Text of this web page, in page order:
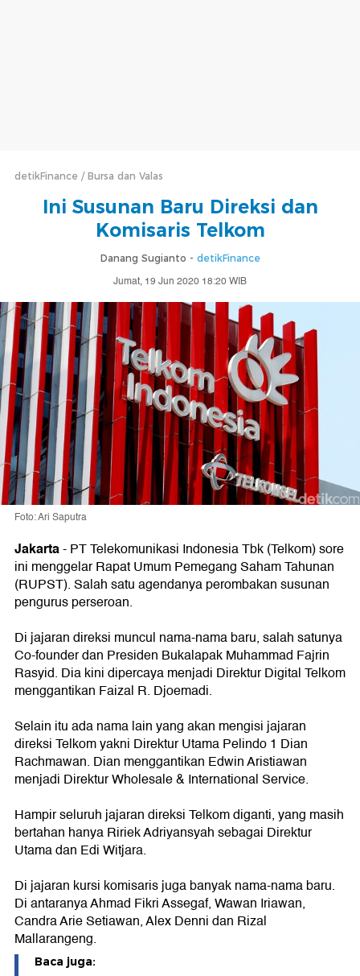
detikFinance Bursa dan Valas
Ini Susunan Baru Direksi dan
Komisaris Telkom
Danang Sugianto - detikFinance
Jumat, 19 Jun 2020 18:20 WIB
Foto: Ari Saputra
Jakarta-PT Telekomunikasi Indonesia Tbk (Telkom) sore
ini menggelar Rapat Umum Pemegang Saham Tahunan
(RUPST). Salah satu agendanya perombakan susunan
pengurus perseroan.
Di jajaran direksi muncul nama-nama baru, salah satunya
Co-founder dan Presiden Bukalapak Muhammad Fajrin
Rasyid. Dia kini dipercaya menjadi Direktur Digital Telkom
menggantikan Faizal R. Djoemadi.
Selain itu ada nama lain yang akan mengisi jajaran
direksi Telkom yakni Direktur Utama Pelindo 1 Dian
Rachmawan. Dian menggantikan Edwin Aristiawan
menjadi Direktur Wholesale & International Service.
Hampir seluruh jajaran direksi Telkom diganti, yang masih
bertahan hanya Ririek Adriyansyah sebagai Direktur
Utama dan Edi Witjara.
Di jajaran kursi komisaris juga banyak nama-nama baru.
Di antaranya Ahmad Fikri Assegaf, Wawan Iriawan,
Candra Arie Setiawan, Alex Denni dan Rizal
Mallarangeng.
Baca juga: